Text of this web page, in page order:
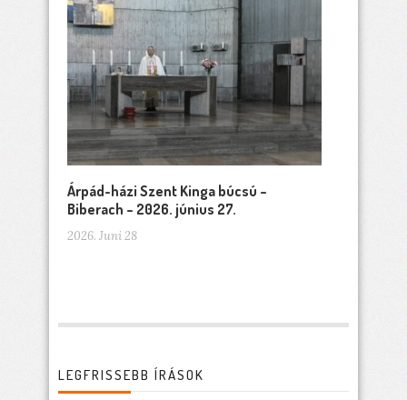
Árpád-házi Szent Kinga búcsú –
Biberach – 2026. június 27.
2026. Juni 28
LEGFRISSEBB ÍRÁSOK